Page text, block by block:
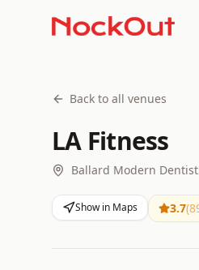
Back to all venues
LA Fitness
Ballard Modern
Show in Maps 3.7(